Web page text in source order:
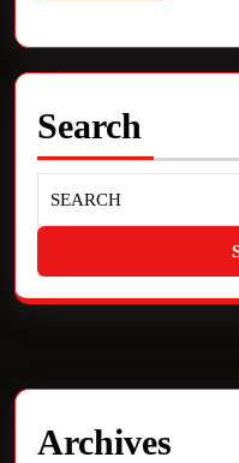
Search
Archives